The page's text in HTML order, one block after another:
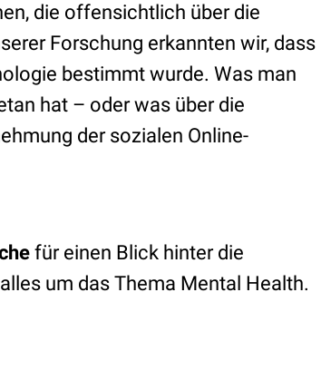
die offensichtlich über die
Forschung erkannten wir, dass
bestimmt wurde. Was man
hat – oder was über die
der sozialen Online-
für einen Blick hinter die
um das Thema Mental Health.